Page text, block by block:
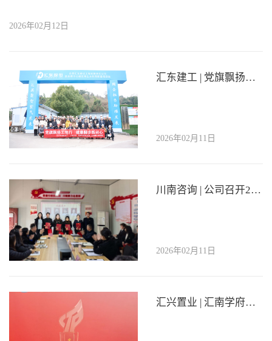
2026年02月12日
汇东建工 | 党旗飘扬工地行 健康脚步践初心
2026年02月11日
川南咨询 | 公司召开2025年度工作总结暨表彰大会
2026年02月11日
汇兴置业 | 汇南学府项目荣获自贡高新区新春房地产展示交易会“新春好房”称号